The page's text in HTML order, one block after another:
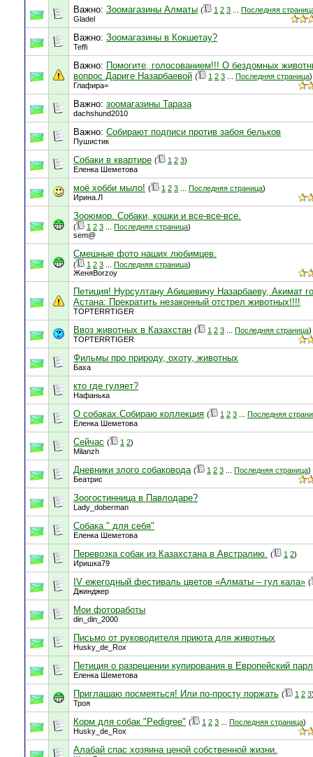
Важно: Зоомагазины Алматы ( 1 2 3
Последняя
Gladel
Важно: Зoомагазины в Кокшетау?
Teffi
Важно: Помогите, голосованием!!! О бездомных
вопрос Дариге Назарбаевой ( 1 2 3 Последняя страница)
Глафира=
Важно: зоомагазины Тараза
dachshund2010
Важно: Собирают подписи против забоя бельков
Пушистик
Собаки в квартире ( 1 2 3)
Еленка Шеметова
моё хобби мыло! ( 1 2 3 Последняя страница)
Ирина.Л
Зооюмор. Собаки, кошки и все-все-все.
( 1 2 3 Последняя страница)
sem@
Смешные фото наших любимцев.
( 1 2 3 Последняя страница)
ЖеняBorzoy
Петиция! Нурсултану Абишевичу Назарбаеву, Акимат
Астана: Прекратить незаконный отстрел животных!!!!
TOPTERRTIGER
Ввоз животных в Казахстан ( 1 2 3 Последняя страница)
TOPTERRTIGER
Фильмы про природу, охоту, животных
Баха
кто где гуляет?
Нафанька
О собаках.Собираю коллекция ( 1 2 3
Последняя
Еленка Шеметова
Сейчас ( 1 2)
Milanzh
Дневники злого собаковода ( 1 2 3 Последняя страница)
Беатрис
Зоогостинница в Павлодаре?
Lady_doberman
Собака " для себя"
Еленка Шеметова
Перевозка собак из Казахстана в Австралию. ( 1 2)
Иришка79
IV ежегодный фестиваль цветов «Алматы – гул кала» (
Джинджер
Мои фотоработы
din_din_2000
Письмо от руководителя приюта для животных
Husky_de_Rox
Петиция о разрешении купирования в Европейский
Еленка Шеметова
Приглашаю посмеяться! Или по-просту поржать ( 1 2 3
Троя
Корм для собак "Pedigree" ( 1 2 3 Последняя страница)
Husky_de_Rox
Алабай спас хозяина ценой собственной жизни.